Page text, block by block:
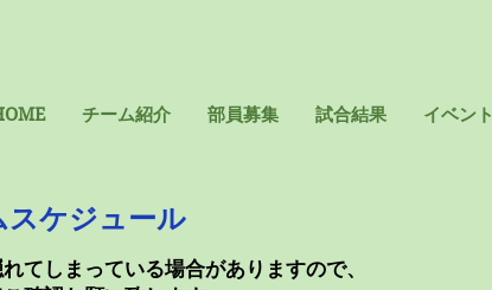
チーム紹介 部員募集 試合結果 イベント
スケジュール
てしまっている場合がありますので、